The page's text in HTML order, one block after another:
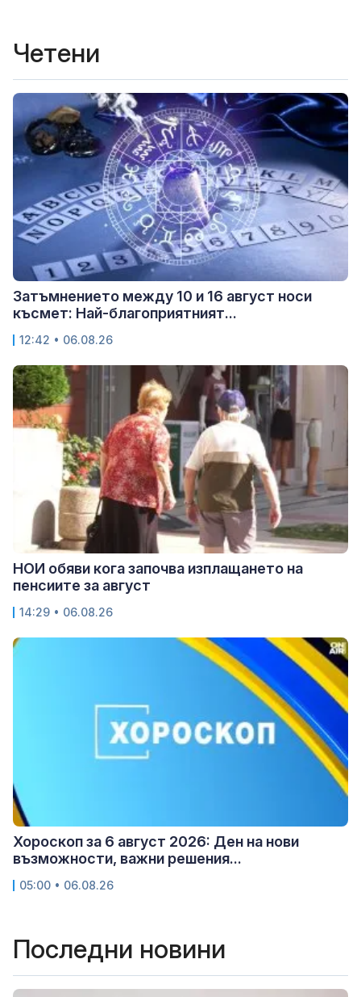
Четени
Затъмнението между 10 и 16 август носи
късмет: Най-благоприятният...
12:42 • 06.08.26
НОИ обяви кога започва изплащането на
пенсиите за август
14:29 • 06.08.26
Хороскоп за 6 август 2026: Ден на нови
възможности, важни решения...
05:00 • 06.08.26
Последни новини